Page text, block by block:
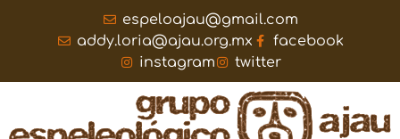
espeloajau@gmail.com
addy.loria@ajau.org.mx
facebook
instagram
twitter